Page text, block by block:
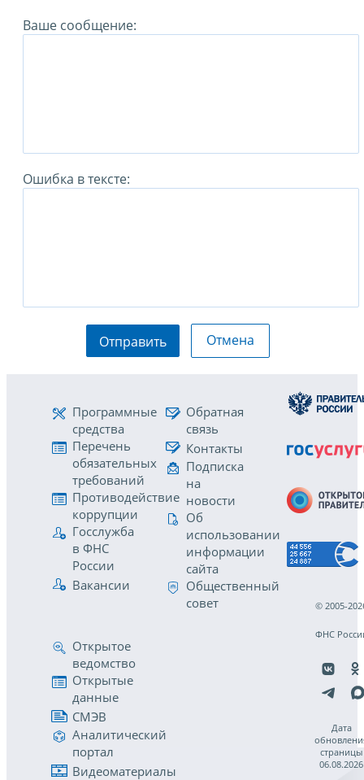
Ваше сообщение:
Ошибка в тексте:
Отправить Отмена
Программные
средства
Перечень
обязательных
требований
Противодействие
коррупции
Госслужба
в ФНС
России
Вакансии
Обратная
связь
Контакты
Подписка
на
новости
Об
использовании
информации
сайта
Общественный
совет
Открытое
ведомство
Открытые
данные
СМЭВ
Аналитический
портал
Видеоматериалы
© 2005-
ФНС
Дата
страницы
06.08.2026